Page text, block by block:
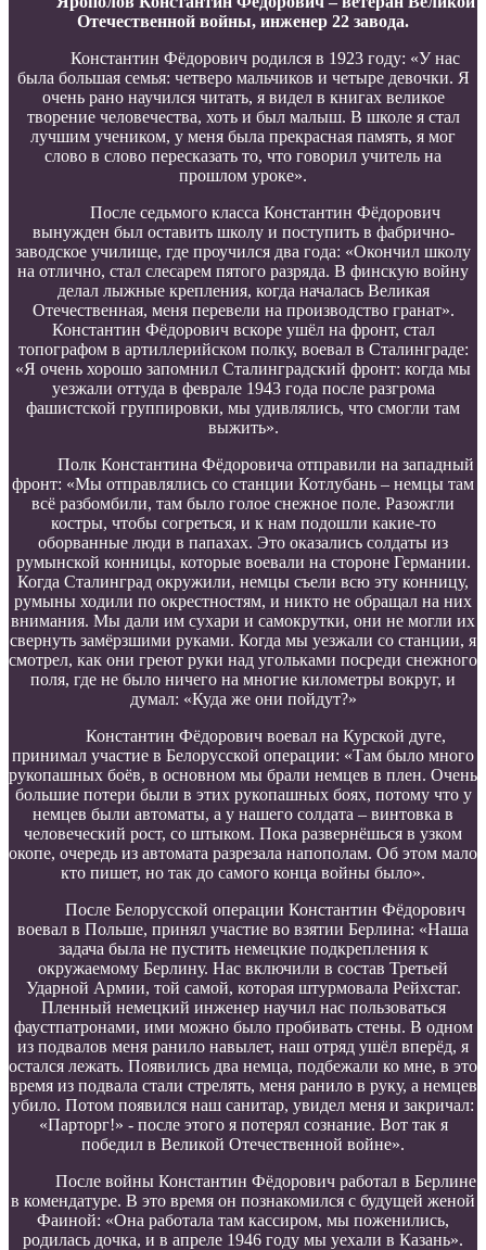
Отечественной войны, инженер 22 завода.
Константин Фёдорович родился в 1923 году: «У нас
была большая семья: четверо мальчиков и четыре девочки. Я
очень рано научился читать, я видел в книгах великое
творение человечества, хоть и был малыш. В школе я стал
лучшим учеником, у меня была прекрасная память, я мог
слово в слово пересказать то, что говорил учитель на
прошлом уроке».
После седьмого класса Константин Фёдорович
вынужден был оставить школу и поступить в фабрично-
заводское училище, где проучился два года: «Окончил школу
на отлично, стал слесарем пятого разряда. В финскую войну
делал лыжные крепления, когда началась Великая
Отечественная, меня перевели на производство гранат».
Константин Фёдорович вскоре ушёл на фронт, стал
топографом в артиллерийском полку, воевал в Сталинграде:
«Я очень хорошо запомнил Сталинградский фронт: когда мы
уезжали оттуда в феврале 1943 года после разгрома
фашистской группировки, мы удивлялись, что смогли там
выжить».
Полк Константина Фёдоровича отправили на западный
фронт: «Мы отправлялись со станции Котлубань – немцы там
всё разбомбили, там было голое снежное поле. Разожгли
костры, чтобы согреться, и к нам подошли какие-то
оборванные люди в папахах. Это оказались солдаты из
румынской конницы, которые воевали на стороне Германии.
Когда Сталинград окружили, немцы съели всю эту конницу,
румыны ходили по окрестностям, и никто не обращал на них
внимания. Мы дали им сухари и самокрутки, они не могли их
свернуть замёрзшими руками. Когда мы уезжали со станции, я
смотрел, как они греют руки над угольками посреди снежного
поля, где не было ничего на многие километры вокруг, и
думал: «Куда же они пойдут?»
Константин Фёдорович воевал на Курской дуге,
принимал участие в Белорусской операции: «Там было много
рукопашных боёв, в основном мы брали немцев в плен. Очень
большие потери были в этих рукопашных боях, потому что у
немцев были автоматы, а у нашего солдата – винтовка в
человеческий рост, со штыком. Пока развернёшься в узком
окопе, очередь из автомата разрезала напополам. Об этом мало
кто пишет, но так до самого конца войны было».
После Белорусской операции Константин Фёдорович
воевал в Польше, принял участие во взятии Берлина: «Наша
задача была не пустить немецкие подкрепления к
окружаемому Берлину. Нас включили в состав Третьей
Ударной Армии, той самой, которая штурмовала Рейхстаг.
Пленный немецкий инженер научил нас пользоваться
фаустпатронами, ими можно было пробивать стены. В одном
из подвалов меня ранило навылет, наш отряд ушёл вперёд, я
остался лежать. Появились два немца, подбежали ко мне, в это
время из подвала стали стрелять, меня ранило в руку, а немцев
убило. Потом появился наш санитар, увидел меня и закричал:
«Парторг!» - после этого я потерял сознание. Вот так я
победил в Великой Отечественной войне».
После войны Константин Фёдорович работал в Берлине
в комендатуре. В это время он познакомился с будущей женой
Фаиной: «Она работала там кассиром, мы поженились,
родилась дочка, и в апреле 1946 году мы уехали в Казань».